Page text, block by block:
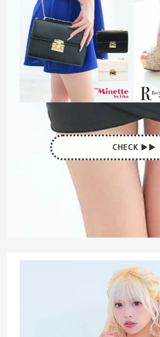
CHECK ▶︎▶︎